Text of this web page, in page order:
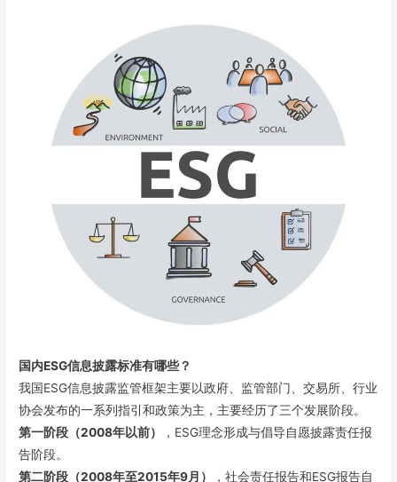
国内ESG信息披露标准有哪些？
我国ESG信息披露监管框架主要以政府、监管部门、交易所、行业
协会发布的一系列指引和政策为主，主要经历了三个发展阶段。
第一阶段（2008年以前）
，ESG理念形成与倡导自愿披露责任报
告阶段。
第二阶段（2008年至2015年9月）
，社会责任报告和ESG报告自